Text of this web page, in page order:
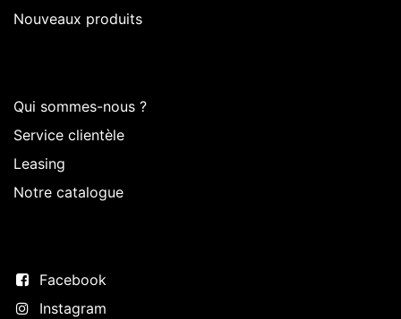
Nouveaux produits
Qui sommes-nous ?
Service clientèle
Leasing
Notre catalogue
Facebook
Instagram